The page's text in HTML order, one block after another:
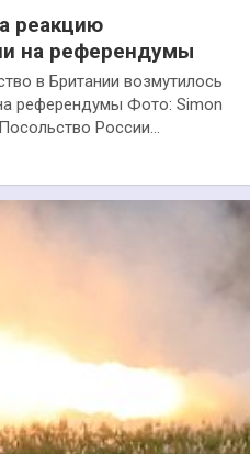
реакцию
на референдумы
в Британии возмутилось
референдумы Фото: Simon
России…